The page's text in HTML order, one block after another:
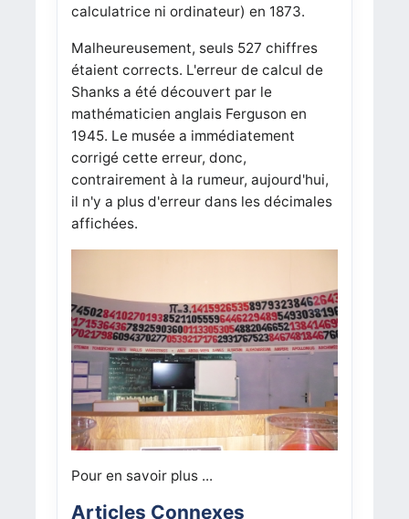
calculatrice ni ordinateur) en 1873.
Malheureusement, seuls 527 chiffres
étaient corrects. L'erreur de calcul de
Shanks a été découvert par le
mathématicien anglais Ferguson en
1945. Le musée a immédiatement
corrigé cette erreur, donc,
contrairement à la rumeur, aujourd'hui,
il n'y a plus d'erreur dans les décimales
affichées.
Pour en savoir plus ...
Articles Connexes